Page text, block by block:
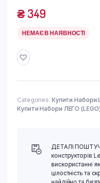
₴349
НЕМАЄ В НАЯВНОСТІ
Categories: Купити Набори
Купити Набори ЛЕГО (LEGO)
ДЕТАЛІ
конструкторів
вискористанні
цілостність та